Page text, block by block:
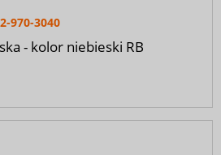
970-3040
- kolor niebieski RB